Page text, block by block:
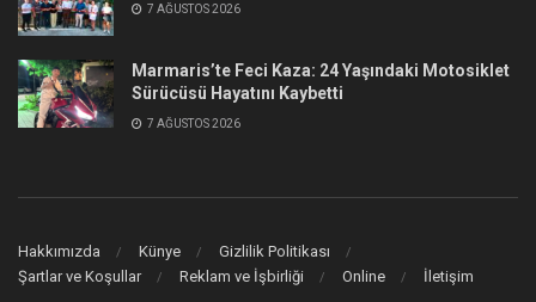
7 AĞUSTOS 2026
Marmaris’te Feci Kaza: 24 Yaşındaki Motosiklet
Sürücüsü Hayatını Kaybetti
7 AĞUSTOS 2026
Hakkımızda Künye
Gizlilik Politikası
Şartlar ve Koşullar
Reklam ve İşbirliği Online İletişim